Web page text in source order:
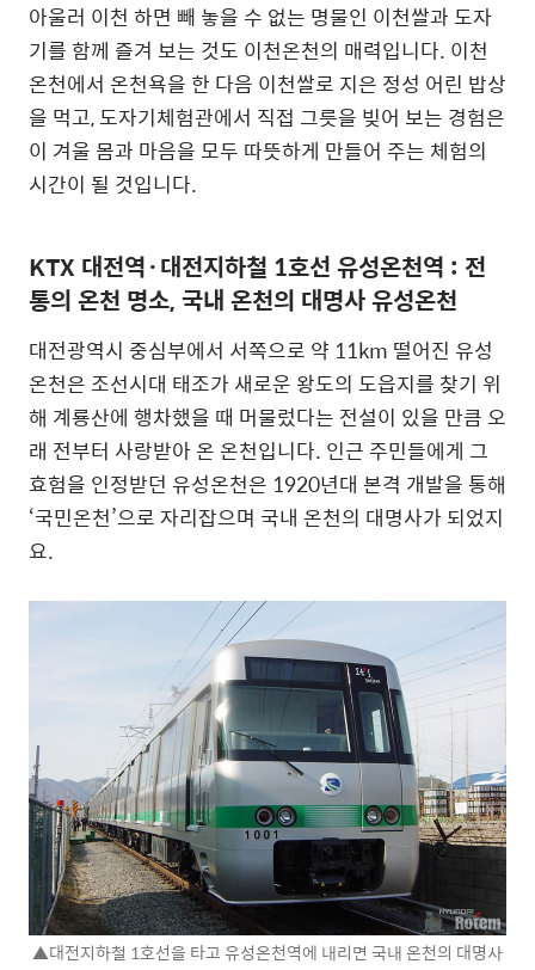
아울러 이천 하면 빼 놓을 수 없는 명물인 이천쌀과 도자
기를 함께 즐겨 보는 것도 이천온천의 매력입니다. 이천
온천에서 온천욕을 한 다음 이천쌀로 지은 정성 어린 밥상
을 먹고, 도자기체험관에서 직접 그릇을 빚어 보는 경험은
이 겨울 몸과 마음을 모두 따뜻하게 만들어 주는 체험의
시간이 될 것입니다.
KTX 대전역·대전지하철 1호선 유성온천역 : 전
통의 온천 명소, 국내 온천의 대명사 유성온천
대전광역시 중심부에서 서쪽으로 약 11km 떨어진 유성
온천은 조선시대 태조가 새로운 왕도의 도읍지를 찾기 위
해 계룡산에 행차했을 때 머물렀다는 전설이 있을 만큼 오
래 전부터 사랑받아 온 온천입니다. 인근 주민들에게 그
효험을 인정받던 유성온천은 1920년대 본격 개발을 통해
‘국민온천’으로 자리잡으며 국내 온천의 대명사가 되었지
요.
▲대전지하철 1호선을 타고 유성온천역에 내리면 국내 온천의 대명사